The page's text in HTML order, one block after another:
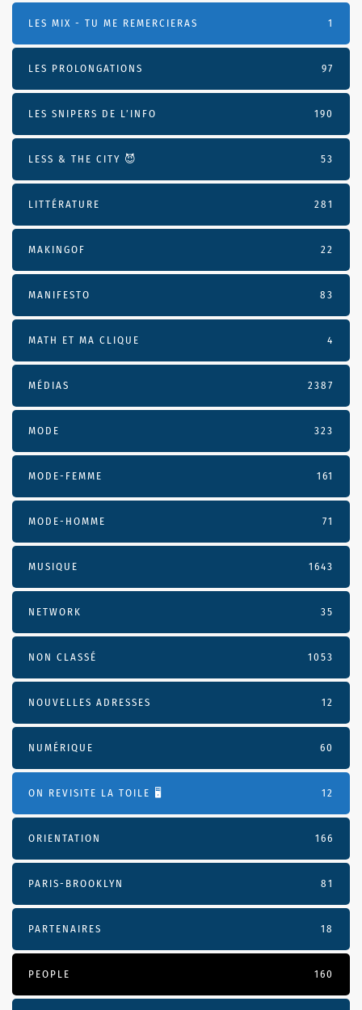
LES MIX - TU ME REMERCIERAS 1
LES PROLONGATIONS 97
LES SNIPERS DE L’INFO 190
LESS & THE CITY 😈 53
LITTÉRATURE 281
MAKINGOF 22
MANIFESTO 83
MATH ET MA CLIQUE 4
MÉDIAS 2387
MODE 323
MODE-FEMME 161
MODE-HOMME 71
MUSIQUE 1643
NETWORK 35
NON CLASSÉ 1053
NOUVELLES ADRESSES 12
NUMÉRIQUE 60
ON REVISITE LA TOILE 🖥️ 12
ORIENTATION 166
PARIS-BROOKLYN 81
PARTENAIRES 18
PEOPLE 160